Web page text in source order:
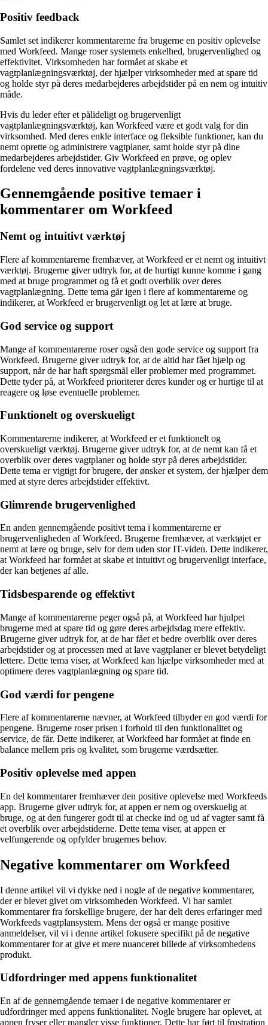
Positiv feedback
Samlet set indikerer kommentarerne fra brugerne en positiv oplevelse
med Workfeed. Mange roser systemets enkelhed, brugervenlighed og
effektivitet. Virksomheden har formået at skabe et
vagtplanlægningsværktøj, der hjælper virksomheder med at spare tid
og holde styr på deres medarbejderes arbejdstider på en nem og intuitiv
måde.
Hvis du leder efter et pålideligt og brugervenligt
vagtplanlægningsværktøj, kan Workfeed være et godt valg for din
virksomhed. Med deres enkle interface og fleksible funktioner, kan du
nemt oprette og administrere vagtplaner, samt holde styr på dine
medarbejderes arbejdstider. Giv Workfeed en prøve, og oplev
fordelene ved deres innovative vagtplanlægningsværktøj.
Gennemgående positive temaer i
kommentarer om Workfeed
Nemt og intuitivt værktøj
Flere af kommentarerne fremhæver, at Workfeed er et nemt og intuitivt
værktøj. Brugerne giver udtryk for, at de hurtigt kunne komme i gang
med at bruge programmet og få et godt overblik over deres
vagtplanlægning. Dette tema går igen i flere af kommentarerne og
indikerer, at Workfeed er brugervenligt og let at lære at bruge.
God service og support
Mange af kommentarerne roser også den gode service og support fra
Workfeed. Brugerne giver udtryk for, at de altid har fået hjælp og
support, når de har haft spørgsmål eller problemer med programmet.
Dette tyder på, at Workfeed prioriterer deres kunder og er hurtige til at
reagere og løse eventuelle problemer.
Funktionelt og overskueligt
Kommentarerne indikerer, at Workfeed er et funktionelt og
overskueligt værktøj. Brugerne giver udtryk for, at de nemt kan få et
overblik over deres vagtplaner og holde styr på deres arbejdstider.
Dette tema er vigtigt for brugere, der ønsker et system, der hjælper dem
med at styre deres arbejdstider effektivt.
Glimrende brugervenlighed
En anden gennemgående positivt tema i kommentarerne er
brugervenligheden af Workfeed. Brugerne fremhæver, at værktøjet er
nemt at lære og bruge, selv for dem uden stor IT-viden. Dette indikerer,
at Workfeed har formået at skabe et intuitivt og brugervenligt interface,
der kan betjenes af alle.
Tidsbesparende og effektivt
Mange af kommentarerne peger også på, at Workfeed har hjulpet
brugerne med at spare tid og gøre deres arbejdsdag mere effektiv.
Brugerne giver udtryk for, at de har fået et bedre overblik over deres
arbejdstider og at processen med at lave vagtplaner er blevet betydeligt
lettere. Dette tema viser, at Workfeed kan hjælpe virksomheder med at
optimere deres vagtplanlægning og spare tid.
God værdi for pengene
Flere af kommentarerne nævner, at Workfeed tilbyder en god værdi for
pengene. Brugerne roser prisen i forhold til den funktionalitet og
service, de får. Dette indikerer, at Workfeed har formået at finde en
balance mellem pris og kvalitet, som brugerne værdsætter.
Positiv oplevelse med appen
En del kommentarer fremhæver den positive oplevelse med Workfeeds
app. Brugerne giver udtryk for, at appen er nem og overskuelig at
bruge, og at den fungerer godt til at checke ind og ud af vagter samt få
et overblik over arbejdstiderne. Dette tema viser, at appen er
velfungerende og opfylder brugernes behov.
Negative kommentarer om Workfeed
I denne artikel vil vi dykke ned i nogle af de negative kommentarer,
der er blevet givet om virksomheden Workfeed. Vi har samlet
kommentarer fra forskellige brugere, der har delt deres erfaringer med
Workfeeds vagtplansystem. Mens der også er mange positive
anmeldelser, vil vi i denne artikel fokusere specifikt på de negative
kommentarer for at give et mere nuanceret billede af virksomhedens
produkt.
Udfordringer med appens funktionalitet
En af de gennemgående temaer i de negative kommentarer er
udfordringer med appens funktionalitet. Nogle brugere har oplevet, at
appen fryser eller mangler visse funktioner. Dette har ført til frustration